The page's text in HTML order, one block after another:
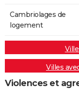
Cambriolages de
logement
Villes
Violences et